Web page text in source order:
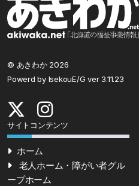
© あきわか 2026
Powerd by IsekouE/G ver 3.11.23
サイトコンテンツ
ホーム
老人ホーム・障がい者グル
ープホーム